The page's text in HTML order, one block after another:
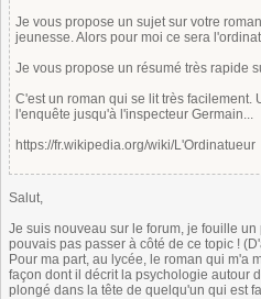
Je vous propose un sujet sur votre
jeunesse. Alors pour moi ce sera
Je vous propose un résumé très rapide
C'est un roman qui se lit très
l'enquête jusqu'à l'inspecteur Germain...
https://fr.wikipedia.org/wiki/L'Ordinatueur
Salut,
Je suis nouveau sur le forum, je fouille
pouvais pas passer à côté de ce topic !
Pour ma part, au lycée, le roman qui m'a
façon dont il décrit la psychologie autour
plongé dans la tête de quelqu'un qui est